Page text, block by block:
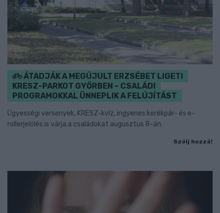
ÁTADJÁK A MEGÚJULT ERZSÉBET LIGETI
KRESZ-PARKOT GYŐRBEN – CSALÁDI
PROGRAMOKKAL ÜNNEPLIK A FELÚJÍTÁST
Ügyességi versenyek, KRESZ-kvíz, ingyenes kerékpár- és e-
rollerjelölés is várja a családokat augusztus 8-án.
Szólj hozzá!